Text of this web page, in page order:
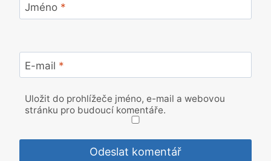
Jméno *
E-mail *
Uložit do prohlížeče jméno, e-mail a webovou
stránku pro budoucí komentáře.